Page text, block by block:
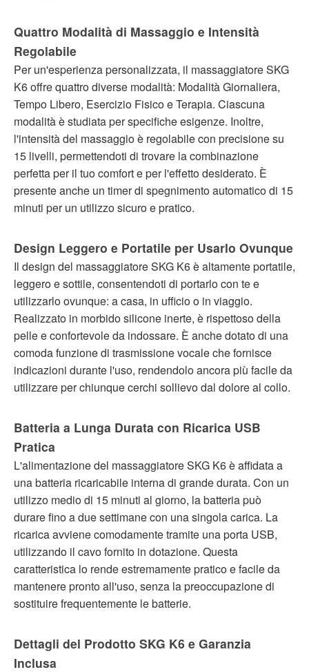
Quattro Modalità di Massaggio e Intensità
Regolabile
Per un'esperienza personalizzata, il massaggiatore SKG
K6 offre quattro diverse modalità: Modalità Giornaliera,
Tempo Libero, Esercizio Fisico e Terapia. Ciascuna
modalità è studiata per specifiche esigenze. Inoltre,
l'intensità del massaggio è regolabile con precisione su
15 livelli, permettendoti di trovare la combinazione
perfetta per il tuo comfort e per l'effetto desiderato. È
presente anche un timer di spegnimento automatico di 15
minuti per un utilizzo sicuro e pratico.
Design Leggero e Portatile per Usarlo Ovunque
Il design del massaggiatore SKG K6 è altamente portatile,
leggero e sottile, consentendoti di portarlo con te e
utilizzarlo ovunque: a casa, in ufficio o in viaggio.
Realizzato in morbido silicone inerte, è rispettoso della
pelle e confortevole da indossare. È anche dotato di una
comoda funzione di trasmissione vocale che fornisce
indicazioni durante l'uso, rendendolo ancora più facile da
utilizzare per chiunque cerchi sollievo dal dolore al collo.
Batteria a Lunga Durata con Ricarica USB
Pratica
L'alimentazione del massaggiatore SKG K6 è affidata a
una batteria ricaricabile interna di grande durata. Con un
utilizzo medio di 15 minuti al giorno, la batteria può
durare fino a due settimane con una singola carica. La
ricarica avviene comodamente tramite una porta USB,
utilizzando il cavo fornito in dotazione. Questa
caratteristica lo rende estremamente pratico e facile da
mantenere pronto all'uso, senza la preoccupazione di
sostituire frequentemente le batterie.
Dettagli del Prodotto SKG K6 e Garanzia
Inclusa